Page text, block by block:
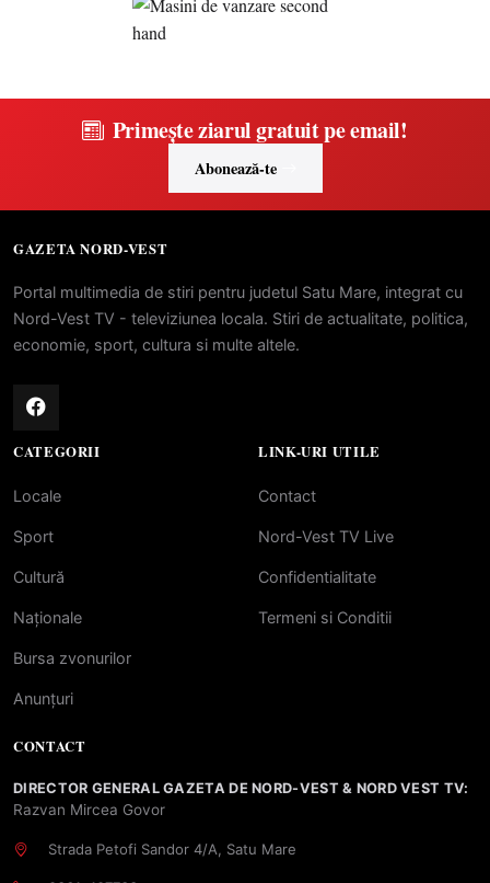
Primește ziarul gratuit pe email!
Abonează-te
GAZETA NORD-VEST
Portal multimedia de stiri pentru judetul Satu Mare, integrat cu
Nord-Vest TV - televiziunea locala. Stiri de actualitate, politica,
economie, sport, cultura si multe altele.
CATEGORII
Locale
Sport
Cultură
Naționale
Bursa zvonurilor
Anunțuri
LINK-URI UTILE
Contact
Nord-Vest TV Live
Confidentialitate
Termeni si Conditii
CONTACT
DIRECTOR GENERAL GAZETA DE NORD-VEST & NORD VEST TV:
Razvan Mircea Govor
Strada Petofi Sandor 4/A, Satu Mare